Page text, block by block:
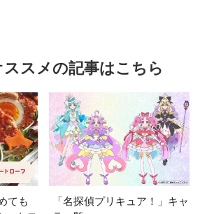
スメの記事はこちら
ても
「名探偵プリキュア！」キャ